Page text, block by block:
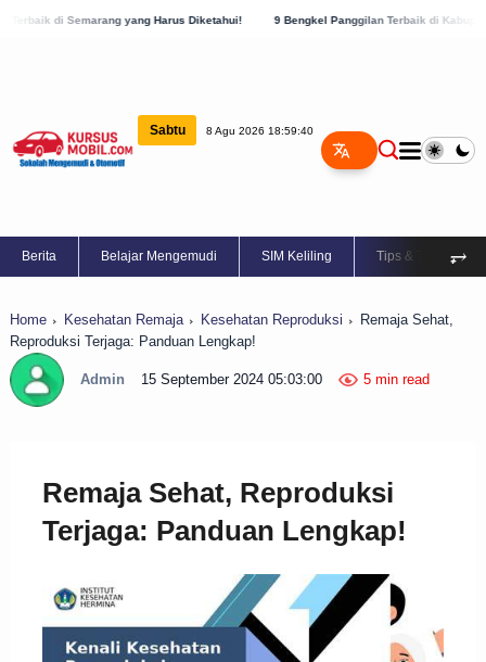
yang Harus Diketahui! 9 Bengkel Panggilan Terbaik di Kabupaten Semarang, Cek
Sabtu 8 Agu 2026 18:59:41
Berita Belajar Mengemudi SIM Keliling Tips & Trik ⥅
Home Kesehatan Remaja Kesehatan Reproduksi
Remaja Sehat,
Reproduksi Terjaga: Panduan Lengkap!
Admin 15 September 2024 05:03:00 5 min read
Remaja Sehat, Reproduksi
Terjaga: Panduan Lengkap!